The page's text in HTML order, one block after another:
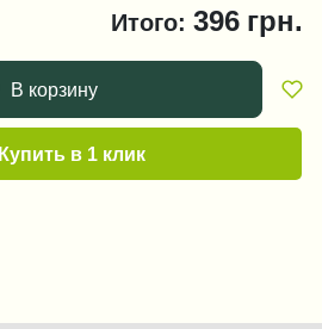
Итого: 396 грн.
В корзину
Купить в 1 клик